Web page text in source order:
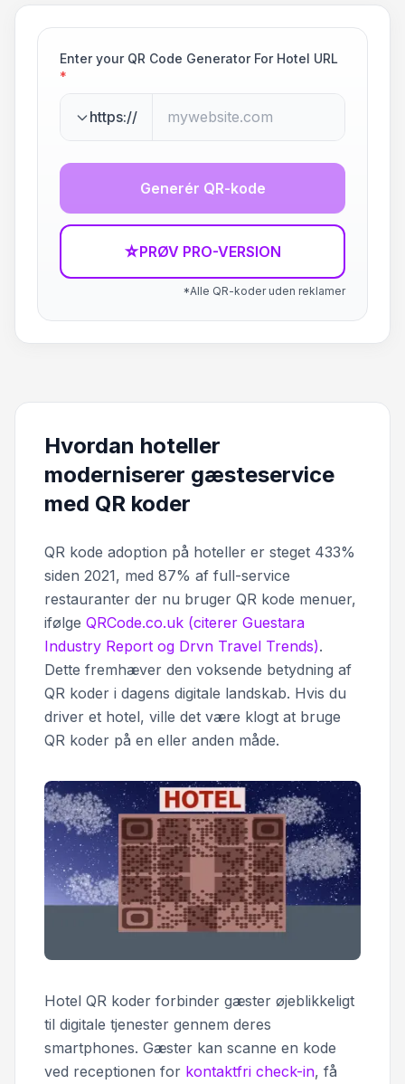
Enter your QR Code Generator For Hotel URL
*
https://
Generér QR-kode
☆PRØV PRO-VERSION
*Alle QR-koder uden reklamer
Hvordan hoteller
moderniserer gæsteservice
med QR koder
QR kode adoption på hoteller er steget 433%
siden 2021, med 87% af full-service
restauranter der nu bruger QR kode menuer,
ifølge QRCode.co.uk (citerer Guestara
Industry Report og Drvn Travel Trends).
Dette fremhæver den voksende betydning af
QR koder i dagens digitale landskab. Hvis du
driver et hotel, ville det være klogt at bruge
QR koder på en eller anden måde.
Hotel QR koder forbinder gæster øjeblikkeligt
til digitale tjenester gennem deres
smartphones. Gæster kan scanne en kode
ved receptionen for kontaktfri check-in, få